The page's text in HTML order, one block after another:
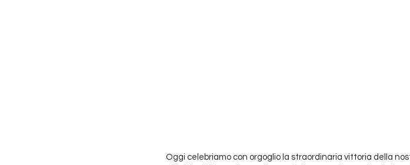
Oggi celebriamo con orgoglio la straordinaria vittoria della